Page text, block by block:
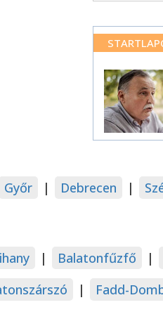
Győr | Debrecen |
| Balatonfűzfő |
| Fadd-